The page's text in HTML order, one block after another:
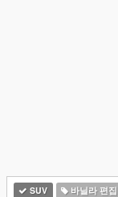
SUV 바닐라 편집